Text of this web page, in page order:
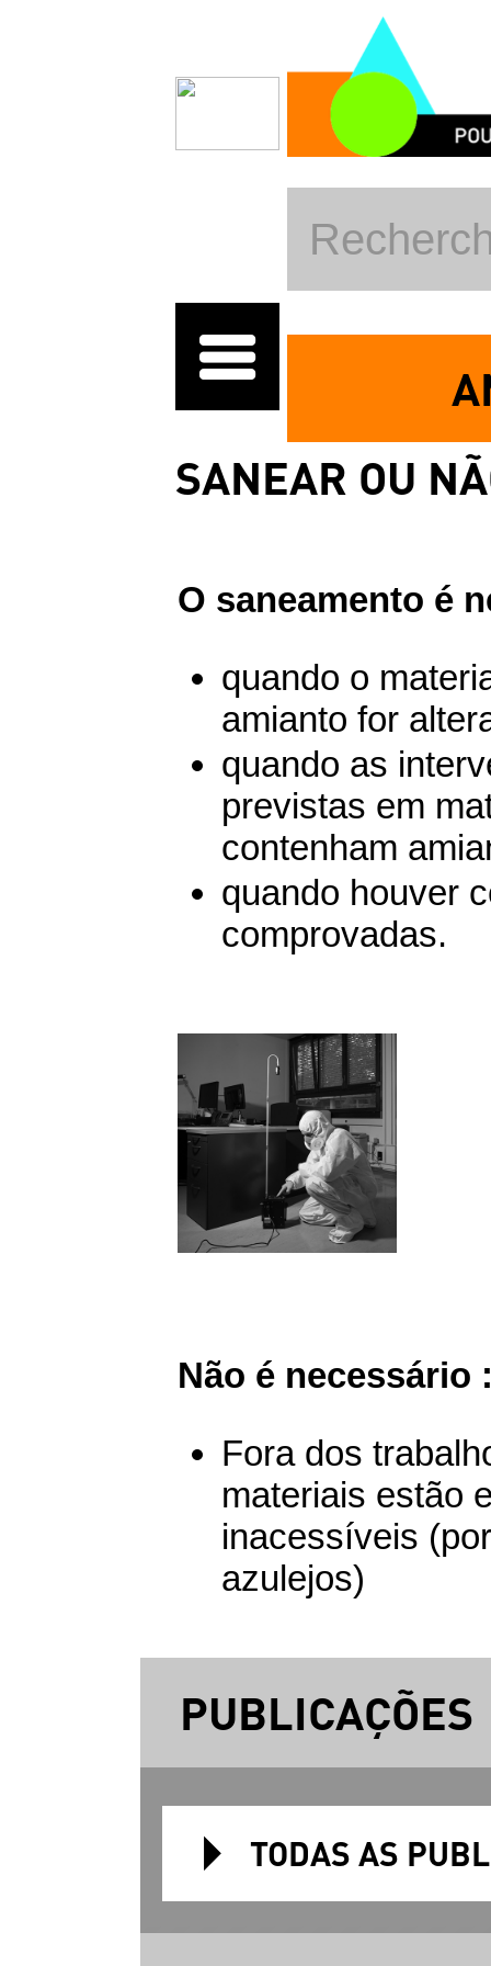
SANEAR OU
O saneamento é
quando o
amianto for
quando as
previstas em
contenham
quando houver
comprovadas.
Não é necessário
Fora dos
materiais estão
inacessíveis
azulejos)
PUBLICAÇÕES
TODAS AS